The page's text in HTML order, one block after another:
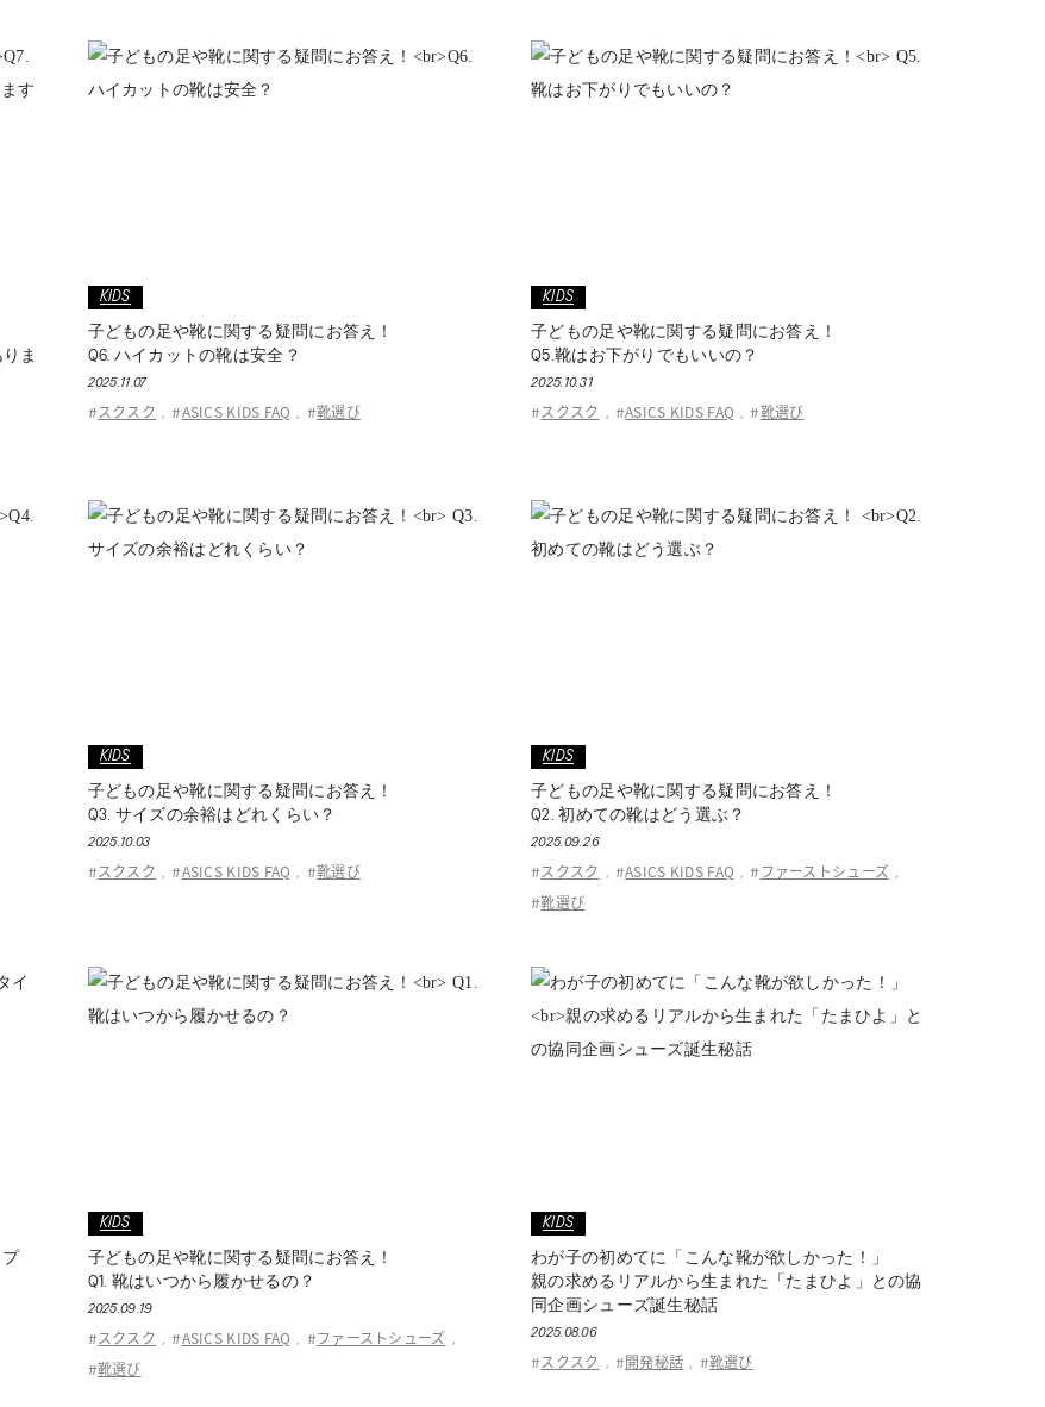
ま
KIDS
子どもの足や靴に関する疑問にお答え！
Q6. ハイカットの靴は安全？
2025.11.07
# スクスク , # ASICS KIDS FAQ , #靴選び
KIDS
子どもの足や靴に関する疑問にお答え！
Q5.靴はお下がりでもいいの？
2025.10.31
# スクスク , #ASICS KIDS FAQ , # 靴選び
KIDS
子どもの足や靴に関する疑問にお答え！
Q3. サイズの余裕はどれくらい？
2025.10.03
# スクスク , # ASICS KIDS FAQ , #靴選び
KIDS
子どもの足や靴に関する疑問にお答え！
Q2. 初めての靴はどう選ぶ？
2025.09.26
# スクスク , #ASICS KIDS FAQ , # ファーストシューズ ,
#靴選び
KIDS
子どもの足や靴に関する疑問にお答え！
Q1. 靴はいつから履かせるの？
2025.09.19
# スクスク , # ASICS KIDS FAQ , # ファーストシューズ ,
#靴選び
KIDS
わが子の初めてに「こんな靴が欲しかった！」
親の求めるリアルから生まれた「たまひよ」との協
同企画シューズ誕生秘話
2025.08.06
# スクスク , # 開発秘話 , #靴選び